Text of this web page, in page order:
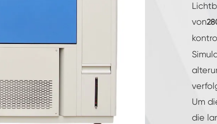
Umwelt kontrollierte Kammer
Thermische Luft feuchtigkeit
CO2-Klimakammer
Thermische Stabilitäts
von
Um
die